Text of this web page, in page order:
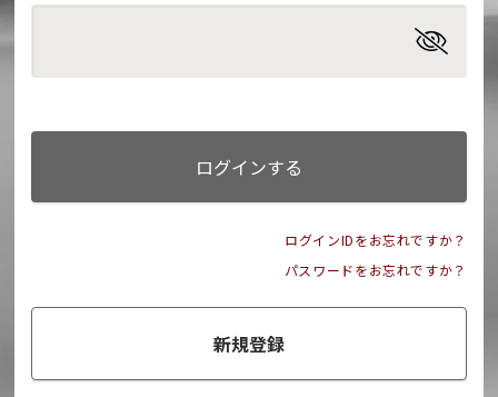
ログインする
ログインIDをお忘れですか？
パスワードをお忘れですか？
新規登録